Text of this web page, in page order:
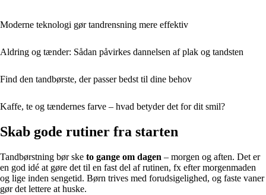
Moderne teknologi gør tandrensning mere effektiv
Aldring og tænder: Sådan påvirkes dannelsen af plak og tandsten
Find den tandbørste, der passer bedst til dine behov
Kaffe, te og tændernes farve – hvad betyder det for dit smil?
Skab gode rutiner fra starten
Tandbørstning bør ske to gange om dagen – morgen og aften. Det er
en god idé at gøre det til en fast del af rutinen, fx efter morgenmaden
og lige inden sengetid. Børn trives med forudsigelighed, og faste vaner
gør det lettere at huske.